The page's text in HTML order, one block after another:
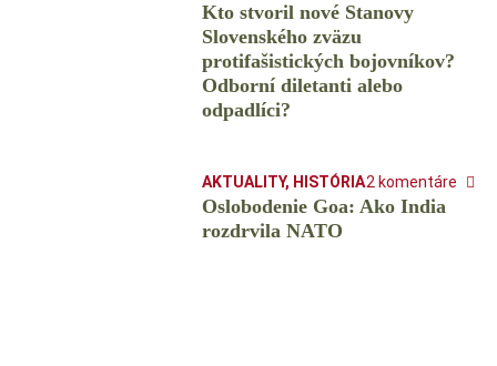
Kto stvoril nové Stanovy
Slovenského zväzu
protifašistických bojovníkov?
Odborní diletanti alebo
odpadlíci?
AKTUALITY, HISTÓRIA2 komentáre
Oslobodenie Goa: Ako India
rozdrvila NATO